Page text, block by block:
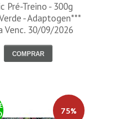
Pré-Treino - 300g
- Adaptogen***
Venc. 30/09/2026
COMPRAR
75%